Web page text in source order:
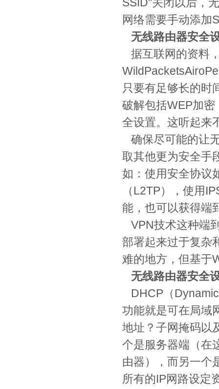
网络需要手动添加
无线路由器安全
据互联网的资料
只要有足够长的时
破解包括WEP加
全设置。这听起来
确保尽可能的让
取其他更为安全手
如：使用安全协议
（L2TP），使用
能，也可以获得端
VPN技术这种端
部署起来过于复杂
难的地方，但基于
无线路由器安全
DHCP（
功能就是可在局域
地址？子网掩码以
个是服务器端（在
由器），而另一个
所有的IP网路设定